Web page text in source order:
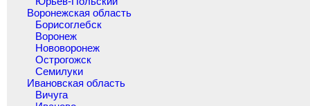
Воронежская область
Борисоглебск
Воронеж
Нововоронеж
Острогожск
Семилуки
Ивановская область
Вичуга